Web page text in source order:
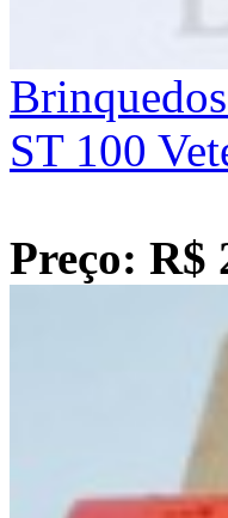
ST 100
Preço: R$